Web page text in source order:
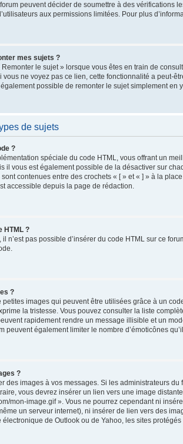
peuvent décider de soumettre à des vérifications
aux permissions limitées. Pour plus
mes sujets ?
le sujet » lorsque vous êtes en train de
vous ne voyez pas ce lien, cette fonctionnalité a peut-
possible de remonter le sujet simplement
de sujets
?
spéciale du code HTML, vous offrant un
il vous est également possible de la désactiver sur
contenues entre des crochets « [ » et « ] » à la
accessible depuis la page de rédaction.
HTML ?
il n’est pas possible d’insérer du code HTML sur ce
?
petites images qui peuvent être utilisées grâce à un
la tristesse. Vous pouvez consulter la liste
rapidement rendre un message illisible et un
peuvent également limiter le nombre d’émoticônes
?
des images à vos messages. Si les administrateurs
vous devrez insérer un lien vers une image
mon-image.gif ». Vous ne pourrez cependant ni
un serveur internet), ni insérer de lien vers des
de Outlook ou de Yahoo, les sites